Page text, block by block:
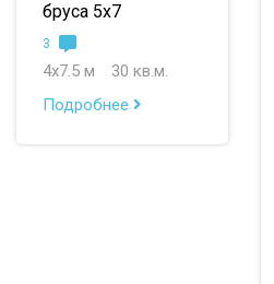
бруса 5х7
3
4х7.5 м
30 кв.м.
Подробнее